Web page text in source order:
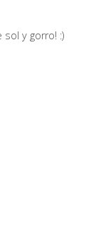
y gorro! :)